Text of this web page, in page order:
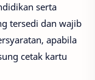
serta
tersedi dan wajib
apabila
cetak kartu